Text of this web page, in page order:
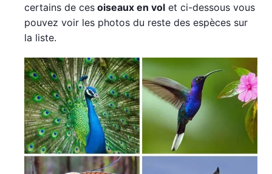
certains de ces oiseaux en vol et ci-dessous vous
pouvez voir les photos du reste des espèces sur
la liste.